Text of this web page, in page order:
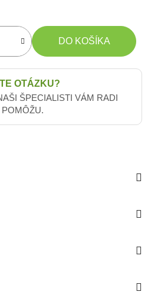
DO KOŠÍKA
OTÁZKU?
ŠPECIALISTI VÁM RADI
POMÔŽU.